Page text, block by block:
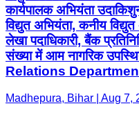
Madhepura, Bihar | Aug 7,